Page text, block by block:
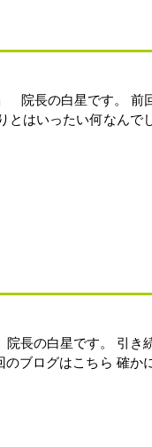
院長の白星です。 前
はいったい何なん
長の白星です。 引
ブログはこちら 確